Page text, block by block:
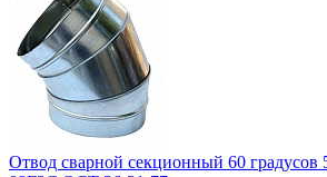
Отвод сварной секционный 60 градусов